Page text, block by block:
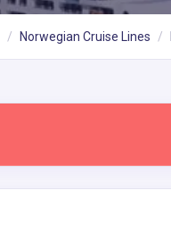
Norwegian Cruise Lines